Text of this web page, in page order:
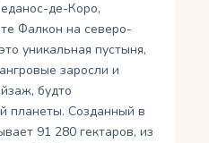
де-Коро,
Фалкон на северо-
уникальная пустыня,
заросли и
будто
планеты. Созданный в
91 280 гектаров, из